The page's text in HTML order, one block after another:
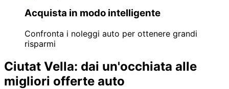
Acquista in modo intelligente
Confronta i noleggi auto per ottenere grandi
risparmi
Ciutat Vella: dai un'occhiata alle
migliori offerte auto